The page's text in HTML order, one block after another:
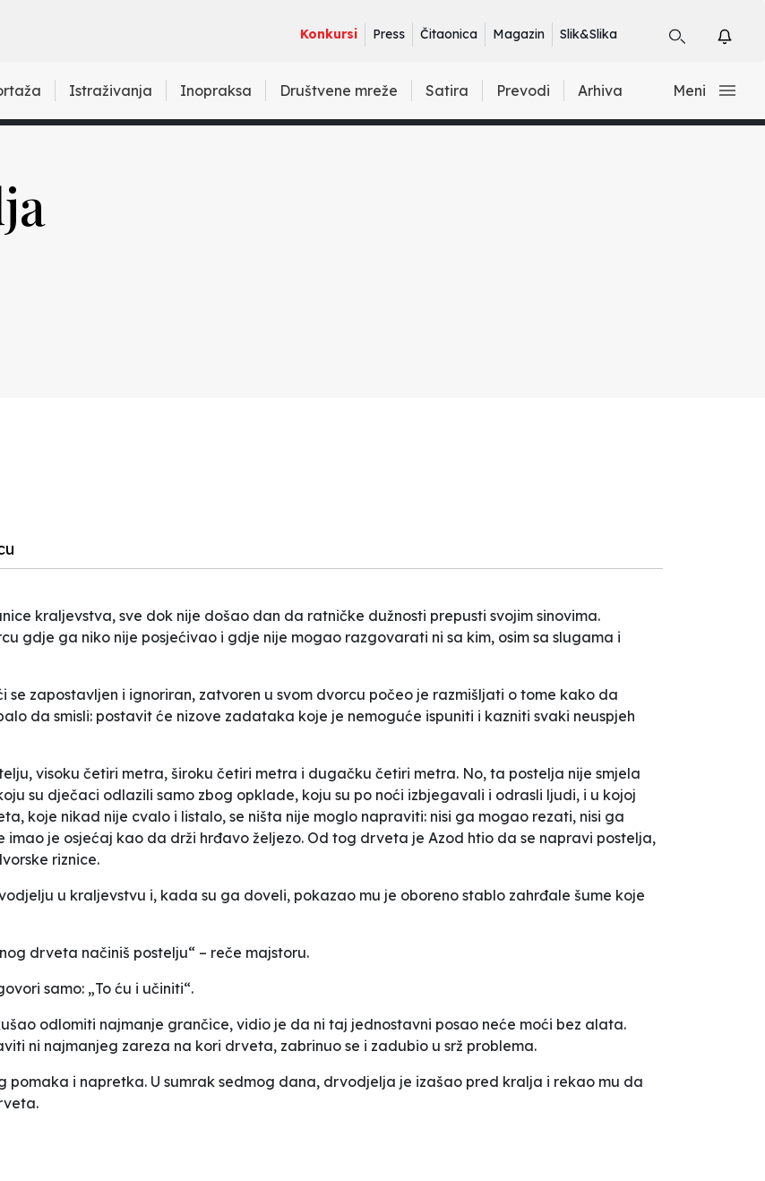
Konkursi Press Čitaonica Magazin Slik&Slika
Istraživanja Inopraksa Društvene mreže Satira Prevodi Arhiva Meni
kraljevstva, sve dok nije došao dan da ratničke dužnosti prepusti svojim sinovima.
gdje ga niko nije posjećivao i gdje nije mogao razgovarati ni sa kim, osim sa slugama i
se zapostavljen i ignoriran, zatvoren u svom dvorcu počeo je razmišljati o tome kako da
da smisli: postavit će nizove zadataka koje je nemoguće ispuniti i kazniti svaki neuspjeh
visoku četiri metra, široku četiri metra i dugačku četiri metra. No, ta postelja nije smjela
su dječaci odlazili samo zbog opklade, koju su po noći izbjegavali i odrasli ljudi, i u kojoj
koje nikad nije cvalo i listalo, se ništa nije moglo napraviti: nisi ga mogao rezati, nisi ga
je osjećaj kao da drži hrđavo željezo. Od tog drveta je Azod htio da se napravi postelja,
riznice.
u kraljevstvu i, kada su ga doveli, pokazao mu je oboreno stablo zahrđale šume koje
drveta načiniš postelju“ – reče majstoru.
samo: „To ću i učiniti“.
odlomiti najmanje grančice, vidio je da ni taj jednostavni posao neće moći bez alata.
ni najmanjeg zareza na kori drveta, zabrinuo se i zadubio u srž problema.
pomaka i napretka. U sumrak sedmog dana, drvodjelja je izašao pred kralja i rekao mu da